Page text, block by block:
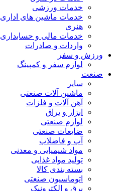
خدمات ورزشی
خدمات ماشین های اداری
هنری
خدمات مالی و حسابداری
واردات و صادرات
ورزش و سفر
لوازم سفر و کمپینگ
صنعت
سایر
ماشین آلات صنعتی
آهن آلات و فلزات
ابزار و یراق
لوازم صنعتی
ضایعات صنعتی
آب و فاضلاب
مواد شیمیایی و معدنی
تولید مواد غذایی
بسته بندی کالا
اتوماسیون صنعتی
برق و الکترونیک